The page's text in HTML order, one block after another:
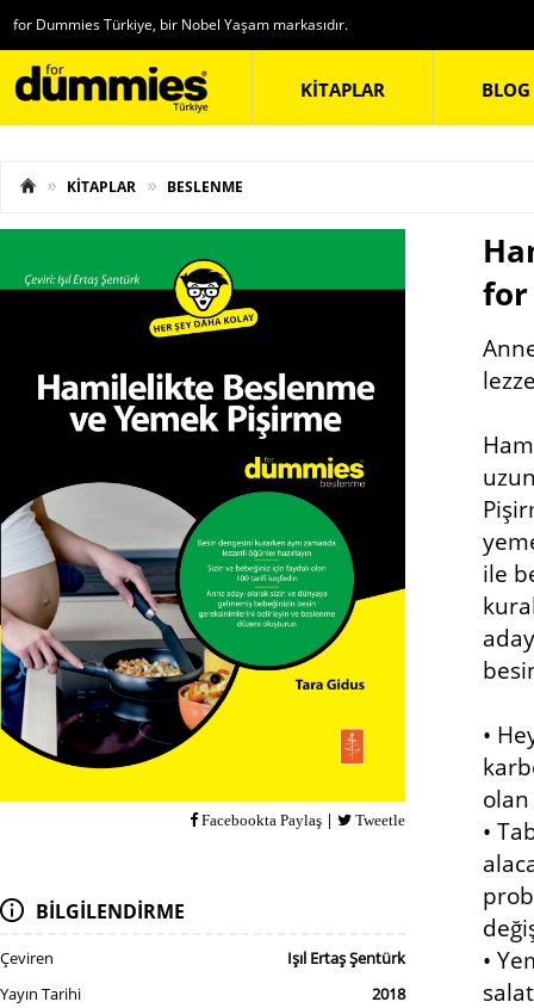
for Dummies Türkiye, bir Nobel Yaşam markasıdır.
KİTAPLAR BLOG
KİTAPLAR BESLENME
Facebookta Paylaş | Tweetle
BİLGİLENDİRME
Çeviren
Işıl Ertaş Şentürk
Yayın Tarihi
2018
for
ile
•
•
•